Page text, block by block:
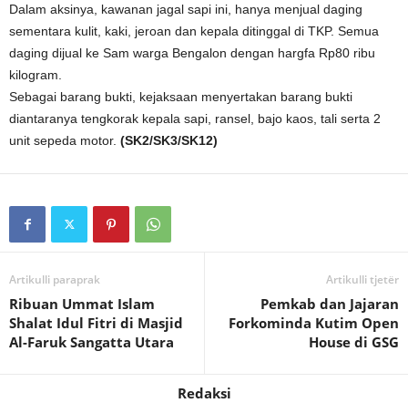
Dalam aksinya, kawanan jagal sapi ini, hanya menjual daging
sementara kulit, kaki, jeroan dan kepala ditinggal di TKP. Semua
daging dijual ke Sam warga Bengalon dengan hargfa Rp80 ribu
kilogram.
Sebagai barang bukti, kejaksaan menyertakan barang bukti
diantaranya tengkorak kepala sapi, ransel, bajo kaos, tali serta 2
unit sepeda motor. (SK2/SK3/SK12)
Artikulli paraprak
Ribuan Ummat Islam
Shalat Idul Fitri di Masjid
Al-Faruk Sangatta Utara
Artikulli tjetër
Pemkab dan Jajaran
Forkominda Kutim Open
House di GSG
Redaksi